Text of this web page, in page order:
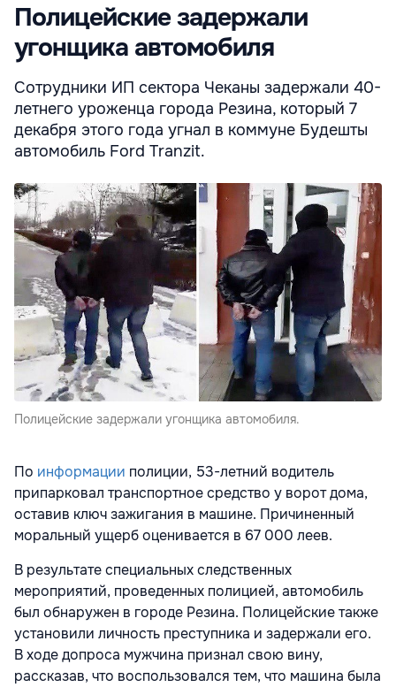
Полицейские задержали
угонщика автомобиля
Сотрудники ИП сектора Чеканы задержали 40-
летнего уроженца города Резина, который 7
декабря этого года угнал в коммуне Будешты
автомобиль Ford Tranzit.
Полицейские задержали угонщика автомобиля.
По информации полиции, 53-летний водитель
припарковал транспортное средство у ворот дома,
оставив ключ зажигания в машине. Причиненный
моральный ущерб оценивается в 67 000 леев.
В результате специальных следственных
мероприятий, проведенных полицией, автомобиль
был обнаружен в городе Резина. Полицейские также
установили личность преступника и задержали его.
В ходе допроса мужчина признал свою вину,
рассказав, что воспользовался тем, что машина была